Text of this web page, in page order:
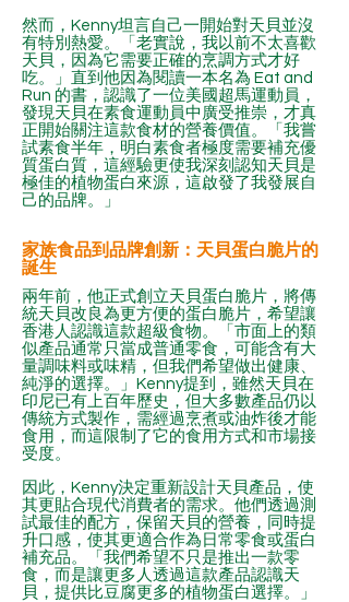
然而，Kenny坦言自己一開始對天貝並沒
有特別熱愛。「老實說，我以前不太喜歡
天貝，因為它需要正確的烹調方式才好
吃。」直到他因為閱讀一本名為 Eat and
Run 的書，認識了一位美國超馬運動員，
發現天貝在素食運動員中廣受推崇，才真
正開始關注這款食材的營養價值。「我嘗
試素食半年，明白素食者極度需要補充優
質蛋白質，這經驗更使我深刻認知天貝是
極佳的植物蛋白來源，這啟發了我發展自
己的品牌。」
家族食品到品牌創新：天貝蛋白脆片的
誕生
兩年前，他正式創立天貝蛋白脆片，將傳
統天貝改良為更方便的蛋白脆片，希望讓
香港人認識這款超級食物。「市面上的類
似產品通常只當成普通零食，可能含有大
量調味料或味精，但我們希望做出健康、
純淨的選擇。」Kenny提到，雖然天貝在
印尼已有上百年歷史，但大多數產品仍以
傳統方式製作，需經過烹煮或油炸後才能
食用，而這限制了它的食用方式和市場接
受度。
因此，Kenny決定重新設計天貝產品，使
其更貼合現代消費者的需求。他們透過測
試最佳的配方，保留天貝的營養，同時提
升口感，使其更適合作為日常零食或蛋白
補充品。「我們希望不只是推出一款零
食，而是讓更多人透過這款產品認識天
貝，提供比豆腐更多的植物蛋白選擇。」